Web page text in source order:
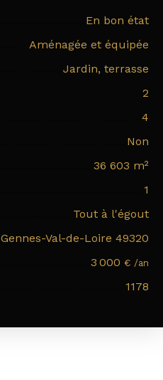
En bon état
Aménagée et équipée
Jardin, terrasse
2
4
Non
36 603 m²
1
Tout à l'égout
Gennes-Val-de-Loire 49320
3 000 € /an
1178